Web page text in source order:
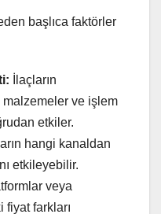
başlıca faktörler
İlaçların
malzemeler ve işlem
etkiler.
hangi kanaldan
etkileyebilir.
veya
fiyat farkları